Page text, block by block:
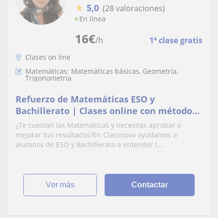
16€/h 1ª clase gratis
★ 5,0 (28 valoraciones)
En línea
Clases on line
Matemáticas: Matemáticas básicas, Geometría,
Trigonometría
Refuerzo de Matemáticas ESO y
Bachillerato | Clases online con método
paso a paso
¿Te cuestan las Matemáticas y necesitas aprobar o
mejorar tus resultados?En Classnova ayudamos a
alumnos de ESO y Bachillerato a entender l...
ver más Contactar